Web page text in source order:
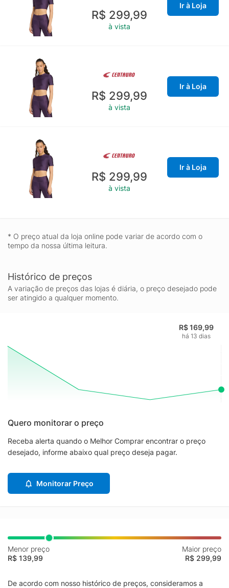
R$ 299,99
à vista
Ir à Loja
R$ 299,99
à vista
Ir à Loja
R$ 299,99
à vista
Ir à Loja
* O preço atual da loja online pode variar de acordo com o
tempo da nossa última leitura.
Histórico de preços
A variação de preços das lojas é diária, o preço desejado pode
ser atingido a qualquer momento.
R$ 169,99
há 13 dias
Quero monitorar o preço
Receba alerta quando o Melhor Comprar encontrar o preço
desejado, informe abaixo qual preço deseja pagar.
Monitorar Preço
Menor preço
R$ 139,99
Maior preço
R$ 299,99
De acordo com nosso histórico de preços, consideramos a